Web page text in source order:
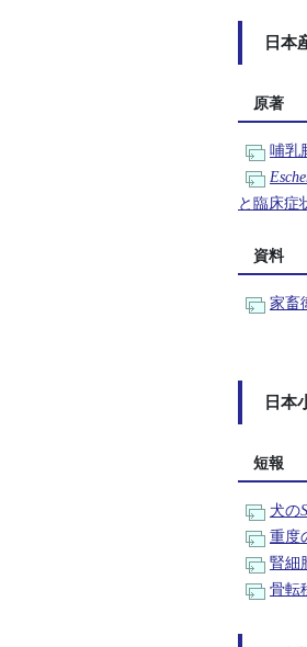
日本
原著
哺乳
と臨床症
資料
家畜
日本
短報
犬の
重度
腎細
骨転